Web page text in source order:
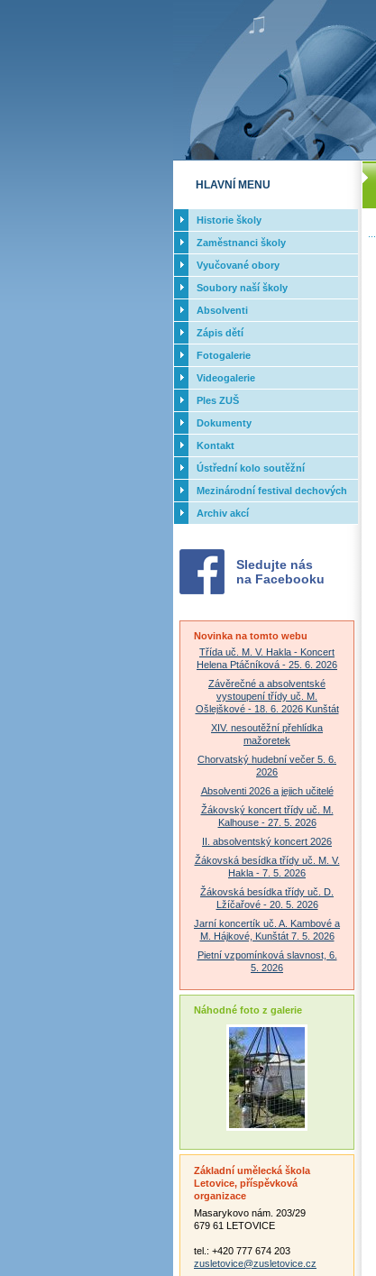
HLAVNÍ MENU
Historie školy
Zaměstnanci školy
Vyučované obory
Soubory naší školy
Absolventi
Zápis dětí
Fotogalerie
Videogalerie
Ples ZUŠ
Dokumenty
Kontakt
Ústřední kolo soutěžní
přehlídky dechových orchestrů
ZUŠ - 2017
Mezinárodní festival dechových
orchestrů - Letovice
Archiv akcí
Sledujte nás
na Facebooku
Novinka na tomto webu
Třída uč. M. V. Hakla - Koncert
Helena Ptáčníková - 25. 6. 2026
Závěrečné a absolventské
vystoupení třídy uč. M.
Ošlejškové - 18. 6. 2026 Kunštát
XIV. nesoutěžní přehlídka
mažoretek
Chorvatský hudební večer 5. 6.
2026
Absolventi 2026 a jejich učitelé
Žákovský koncert třídy uč. M.
Kalhouse - 27. 5. 2026
II. absolventský koncert 2026
Žákovská besídka třídy uč. M. V.
Hakla - 7. 5. 2026
Žákovská besídka třídy uč. D.
Lžíčařové - 20. 5. 2026
Jarní koncertík uč. A. Kambové a
M. Hájkové, Kunštát 7. 5. 2026
Pietní vzpomínková slavnost, 6.
5. 2026
Náhodné foto z galerie
Základní umělecká škola
Letovice, příspěvková
organizace
Masarykovo nám. 203/29
679 61 LETOVICE
tel.: +420 777 674 203
zusletovice@zusletovice.cz